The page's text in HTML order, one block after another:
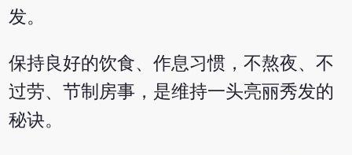
发。
保持良好的饮食、作息习惯，不熬夜、不
过劳、节制房事，是维持一头亮丽秀发的
秘诀。